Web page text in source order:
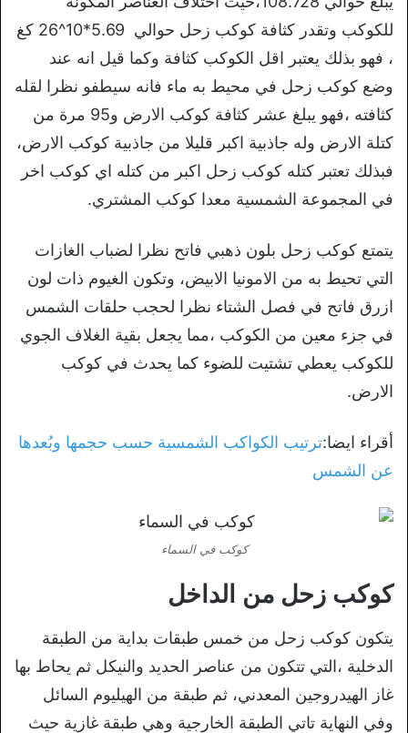
للكوكب وتقدر كثافة كوكب زحل حوالي 5.69*10^26 كغ
، فهو بذلك يعتبر اقل الكوكب كثافة وكما قيل انه عند
وضع كوكب زحل في محيط به ماء فانه سيطفو نظرا لقله
كثافته ،فهو يبلغ عشر كثافة كوكب الارض و95 مرة من
كتلة الارض وله جاذبية اكبر قليلا من جاذبية كوكب الارض،
فبذلك تعتبر كتله كوكب زحل اكبر من كتله اي كوكب اخر
في المجموعة الشمسية معدا كوكب المشتري.
يتمتع كوكب زحل بلون ذهبي فاتح نظرا لضباب الغازات
التي تحيط به من الامونيا الابيض، وتكون الغيوم ذات لون
ازرق فاتح في فصل الشتاء نظرا لحجب حلقات الشمس
في جزء معين من الكوكب ،مما يجعل بقية الغلاف الجوي
للكوكب يعطي تشتيت للضوء كما يحدث في كوكب
الارض.
أقراء ايضا:ترتيب الكواكب الشمسية حسب حجمها وبُعدها
عن الشمس
كوكب في السماء
كوكب زحل من الداخل
يتكون كوكب زحل من خمس طبقات بداية من الطبقة
الدخلية ،التي تتكون من عناصر الحديد والنيكل ثم يحاط بها
غاز الهيدروجين المعدني، ثم طبقة من الهيليوم السائل
وفي النهاية تاتي الطبقة الخارجية وهي طبقة غازية حيث